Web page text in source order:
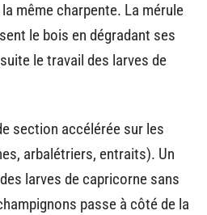
même charpente. La mérule
le bois en dégradant ses
le travail des larves de
section accélérée sur les
arbalétriers, entraits). Un
larves de capricorne sans
passe à côté de la